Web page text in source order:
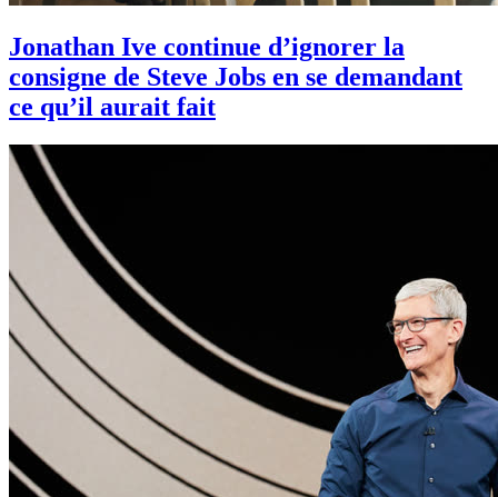
Jonathan Ive continue d’ignorer la
consigne de Steve Jobs en se demandant
ce qu’il aurait fait